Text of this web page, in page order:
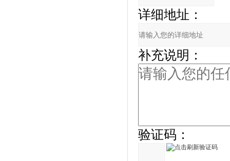
详细地址：
补充说明：
验证码：